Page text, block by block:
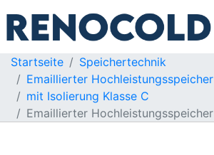
Startseite
Speichertechnik
Emaillierter Hochleistungsspeicher
mit Isolierung Klasse C
Emaillierter Hochleistungsspeicher